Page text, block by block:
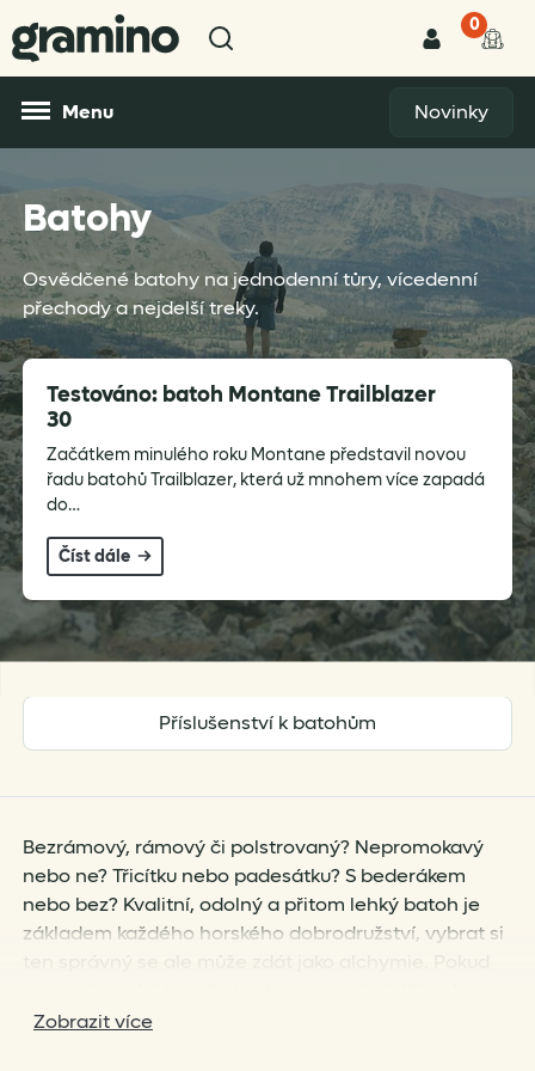
0
Menu Novinky
Batohy
Osvědčené batohy na jednodenní tůry, vícedenní
přechody a nejdelší treky.
Testováno: batoh Montane Trailblazer
30
Začátkem minulého roku Montane představil novou
řadu batohů Trailblazer, která už mnohem více zapadá
do…
Číst dále
Příslušenství k batohům
Bezrámový, rámový či polstrovaný? Nepromokavý
nebo ne? Třicítku nebo padesátku? S bederákem
nebo bez? Kvalitní, odolný a přitom lehký batoh je
základem každého horského dobrodružství, vybrat si
jsi u nás na správném místě!
Zobrazit více